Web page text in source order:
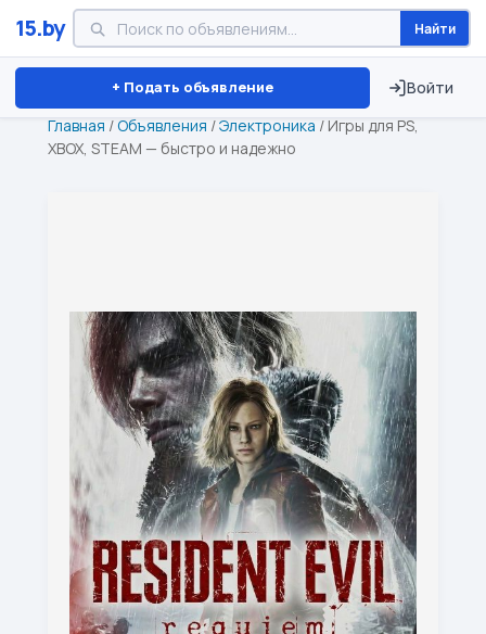
15.by Найти
+ Подать объявление Войти
Минск Витебск Брест ⏱ ТОЛЬКО 15 ДНЕЙ
Главная /Объявления /Электроника / Игры для PS,
XBOX, STEAM — быстро и надежно